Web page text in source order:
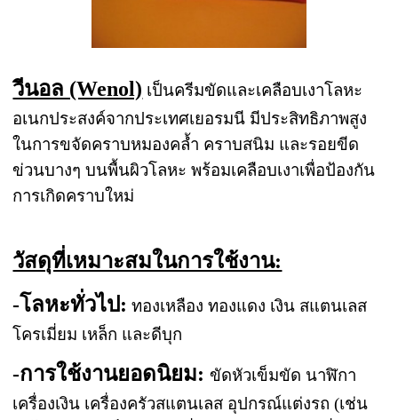
วีนอล (Wenol) เป็นครีมขัดและเคลือบเงาโลหะ
อเนกประสงค์จากประเทศเยอรมนี มีประสิทธิภาพสูง
ในการขจัดคราบหมองคล้ำ คราบสนิม และรอยขีด
ข่วนบางๆ บนพื้นผิวโลหะ พร้อมเคลือบเงาเพื่อป้องกัน
การเกิดคราบใหม่
วัสดุที่เหมาะสมในการใช้งาน:
-โลหะทั่วไป: ทองเหลือง ทองแดง เงิน สแตนเลส
โครเมี่ยม เหล็ก และดีบุก
-การใช้งานยอดนิยม: ขัดหัวเข็มขัด นาฬิกา
เครื่องเงิน เครื่องครัวสแตนเลส อุปกรณ์แต่งรถ (เช่น